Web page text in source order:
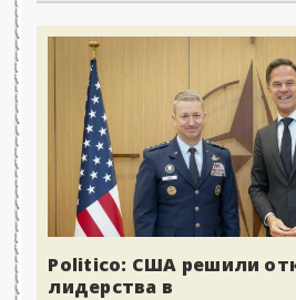
Politico: США решили
лидерства в